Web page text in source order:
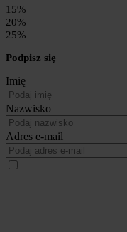
15%
20%
25%
Podpisz się
Imię
Nazwisko
Adres e-mail